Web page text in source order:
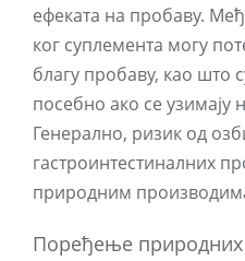
ефеката на пробаву.
ког суплемента могу
благу пробаву, као што
посебно ако се узимају
Генерално, ризик од
гастроинтестиналних
природним
Поређење природних